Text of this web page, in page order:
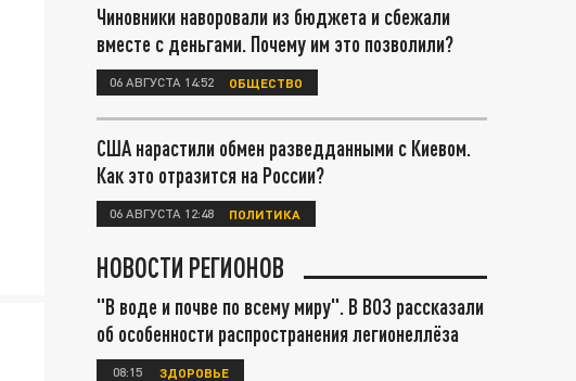
Чиновники наворовали из бюджета и сбежали
вместе с деньгами. Почему им это позволили?
06 АВГУСТА 14:52 ОБЩЕСТВО
США нарастили обмен разведданными с Киевом.
Как это отразится на России?
06 АВГУСТА 12:48 ПОЛИТИКА
НОВОСТИ РЕГИОНОВ
"В воде и почве по всему миру". В ВОЗ рассказали
об особенности распространения легионеллёза
08:15 ЗДОРОВЬЕ